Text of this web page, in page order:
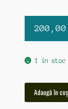
200,00
1 în stoc
Larousse
Adaugă în coș